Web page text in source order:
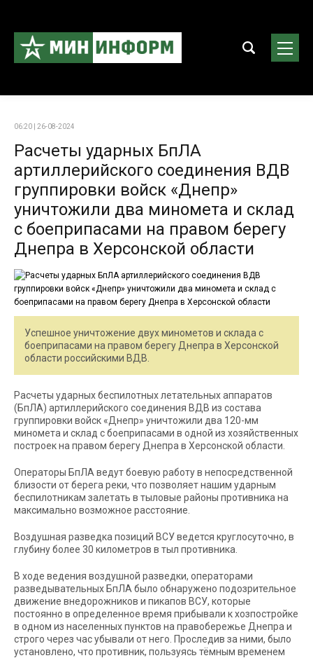
06:20 | 26-08-2024
Расчеты ударных БпЛА
артиллерийского соединения ВДВ
группировки войск «Днепр»
уничтожили два миномета и склад
с боеприпасами на правом берегу
Днепра в Херсонской области
Успешное уничтожение двух минометов и склада с
боеприпасами на правом берегу Днепра в Херсонской
области российскими ВДВ.
Расчеты ударных беспилотных летательных аппаратов
(БпЛА) артиллерийского соединения ВДВ из состава
группировки войск «Днепр» уничтожили два 120-мм
миномета и склад с боеприпасами в одной из хозяйственных
построек на правом берегу Днепра в Херсонской области.
Операторы БпЛА ведут боевую работу в непосредственной
близости от берега реки, что позволяет нашим ударным
беспилотникам залетать в тыловые районы противника на
максимально возможное расстояние.
Воздушная разведка позиций ВСУ ведется круглосуточно, в
глубину более 30 километров в тыл противника.
В ходе ведения воздушной разведки, операторами
разведывательных БпЛА было обнаружено подозрительное
движение внедорожников и пикапов ВСУ, которые
постоянно в определенное время прибывали к хозпостройке
в одном из населенных пунктов на правобережье Днепра и
строго через час убывали от него. Проследив за ними, было
установлено, что противник, пользуясь тёмным временем